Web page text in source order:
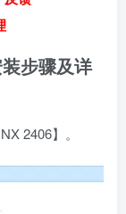
步骤及详
2406】。